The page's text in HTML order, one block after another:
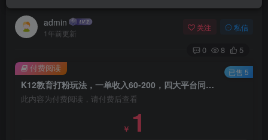
admin
1年前更新
关注 私信
0 8 5
K12教育打粉玩法，一单收入60-200，四大平台同步操作引爆流量
此内容为付费阅读，请付费后查看
￥ 1
付费阅读 已售 5